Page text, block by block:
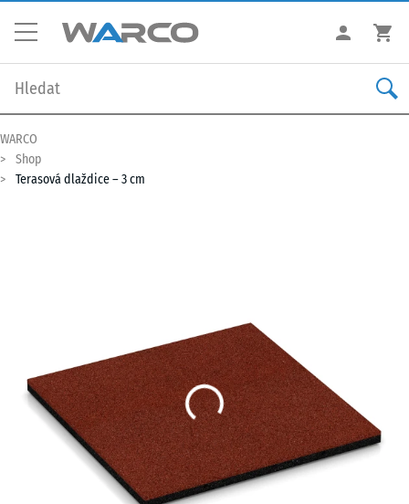
WARCO
Shop
Terasová dlaždice – 3 cm